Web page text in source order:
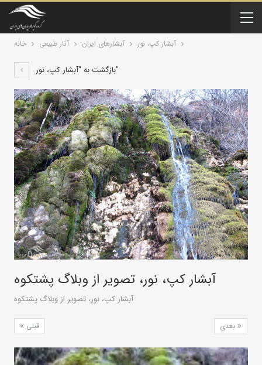
خانه آثار طبیعی آبشارهای ایران آبشار کپ، نور
بازگشت به "آبشار کپ، نور"
آبشار کپ، نور، تصویر از وبلاگ پشتکوه
آبشار کپ، نور، تصویر از وبلاگ پشتکوه
قبلی